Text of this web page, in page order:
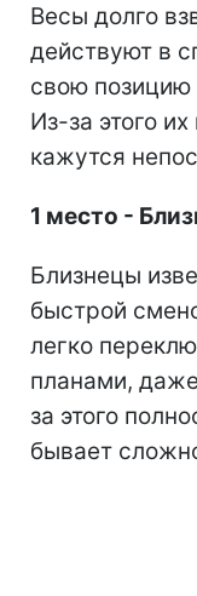
Весы долго
действуют в
свою позицию
Из-за этого
кажутся
1 место -
Близнецы
быстрой
легко
планами,
за этого
бывает